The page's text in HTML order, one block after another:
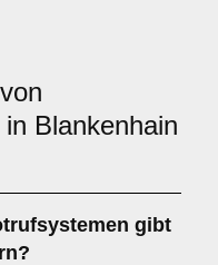
von
Blankenhain
gibt